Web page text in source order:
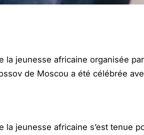
la jeunesse africaine organisée
de Moscou a été célébrée
la jeunesse africaine s’est tenue